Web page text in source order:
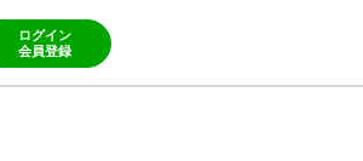
ログイン
会員登録